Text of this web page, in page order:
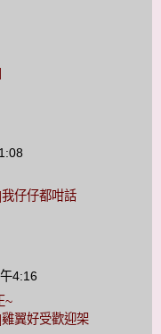
仔仔都咁話
4:16
~
翼好受歡迎架